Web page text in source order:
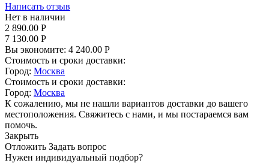
Написать отзыв
Нет в наличии
2 890.00 Р
7 130.00 Р
Вы экономите: 4 240.00 Р
Стоимость и сроки доставки:
Город: Москва
Стоимость и сроки доставки:
Город: Москва
К сожалению, мы не нашли вариантов доставки до вашего
местоположения. Свяжитесь с нами, и мы постараемся вам
помочь.
Закрыть
Отложить Задать вопрос
Нужен индивидуальный подбор?